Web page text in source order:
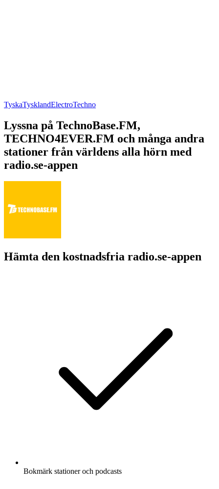
TyskaTysklandElectroTechno
Lyssna på TechnoBase.FM,
TECHNO4EVER.FM och många andra
stationer från världens alla hörn med
radio.se-appen
Hämta den kostnadsfria radio.se-appen
Bokmärk stationer och podcasts